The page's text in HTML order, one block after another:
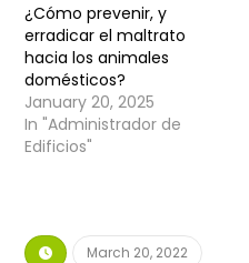
¿Cómo prevenir, y
erradicar el maltrato
hacia los animales
domésticos?
January 20, 2025
In "Administrador de
Edificios"
March 20, 2022